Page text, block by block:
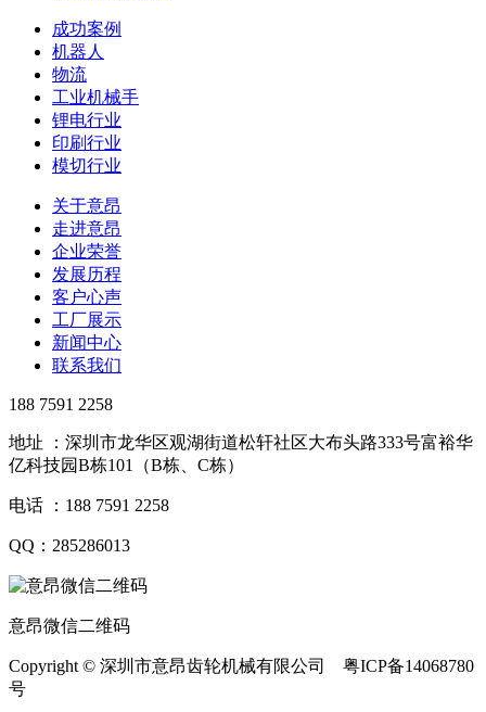
成功案例
机器人
物流
工业机械手
锂电行业
印刷行业
模切行业
关于意昂
走进意昂
企业荣誉
发展历程
客户心声
工厂展示
新闻中心
联系我们
188 7591 2258
地址 ：深圳市龙华区观湖街道松轩社区大布头路333号富裕华
亿科技园B栋101（B栋、C栋）
电话 ：188 7591 2258
QQ：285286013
意昂微信二维码
Copyright © 深圳市意昂齿轮机械有限公司 粤ICP备14068780
号